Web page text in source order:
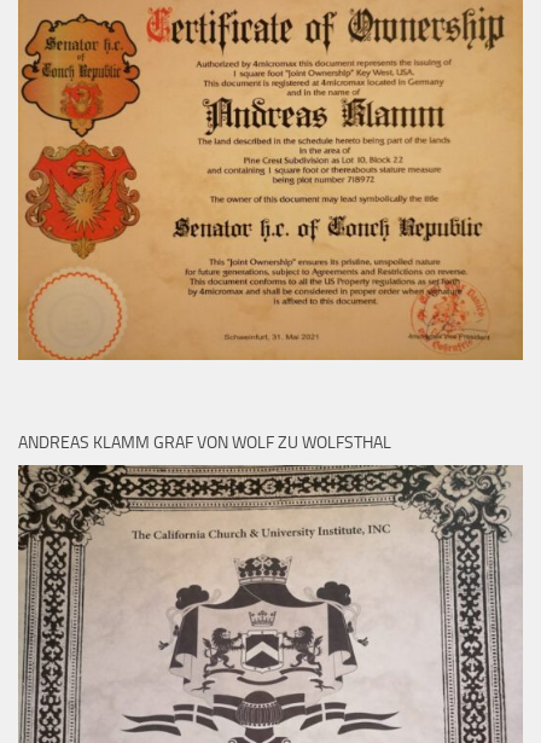
ANDREAS KLAMM GRAF VON WOLF ZU WOLFSTHAL